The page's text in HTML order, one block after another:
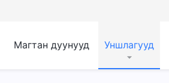
Магтан дуунууд Уншлагууд